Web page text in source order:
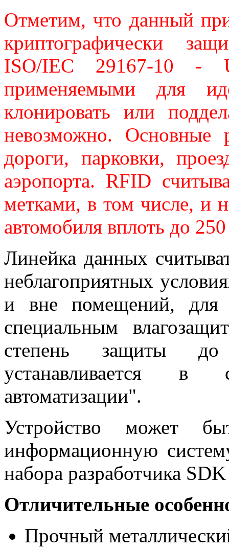
Отметим, что данный
криптографически
ISO/IEC 29167-10 -
применяемыми для
клонировать или
невозможно. Основные
дороги, парковки,
аэропорта. RFID
метками, в том числе, и
автомобиля вплоть до
Линейка данных
неблагоприятных
и вне помещений, для
специальным
степень защиты
устанавливается в
автоматизации".
Устройство может
информационную
набора разработчика
Отличительные
Прочный